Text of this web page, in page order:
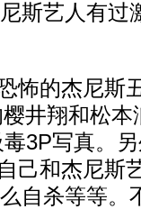
斯艺人有过
的杰尼斯
井翔和松
3P写真。
己和杰尼斯
自杀等等。